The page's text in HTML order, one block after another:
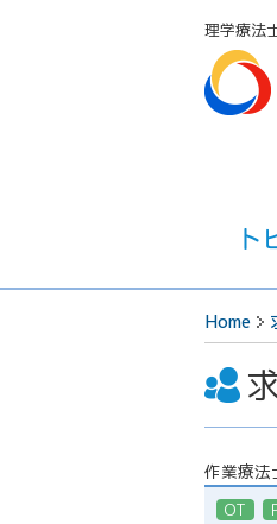
理学療法
Home
作業療法
OT